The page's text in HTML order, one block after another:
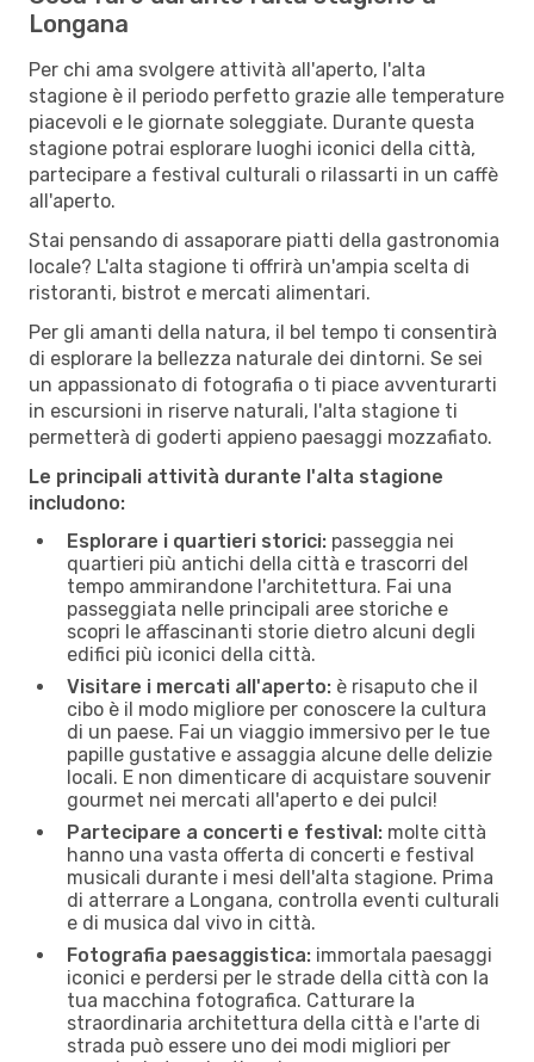
Longana
Per chi ama svolgere attività all'aperto, l'alta
stagione è il periodo perfetto grazie alle temperature
piacevoli e le giornate soleggiate. Durante questa
stagione potrai esplorare luoghi iconici della città,
partecipare a festival culturali o rilassarti in un caffè
all'aperto.
Stai pensando di assaporare piatti della gastronomia
locale? L'alta stagione ti offrirà un'ampia scelta di
ristoranti, bistrot e mercati alimentari.
Per gli amanti della natura, il bel tempo ti consentirà
di esplorare la bellezza naturale dei dintorni. Se sei
un appassionato di fotografia o ti piace avventurarti
in escursioni in riserve naturali, l'alta stagione ti
permetterà di goderti appieno paesaggi mozzafiato.
Le principali attività durante l'alta stagione
includono:
Esplorare i quartieri storici: passeggia nei
quartieri più antichi della città e trascorri del
tempo ammirandone l'architettura. Fai una
passeggiata nelle principali aree storiche e
scopri le affascinanti storie dietro alcuni degli
edifici più iconici della città.
Visitare i mercati all'aperto: è risaputo che il
cibo è il modo migliore per conoscere la cultura
di un paese. Fai un viaggio immersivo per le tue
papille gustative e assaggia alcune delle delizie
locali. E non dimenticare di acquistare souvenir
gourmet nei mercati all'aperto e dei pulci!
Partecipare a concerti e festival: molte città
hanno una vasta offerta di concerti e festival
musicali durante i mesi dell'alta stagione. Prima
di atterrare a Longana, controlla eventi culturali
e di musica dal vivo in città.
Fotografia paesaggistica: immortala paesaggi
iconici e perdersi per le strade della città con la
tua macchina fotografica. Catturare la
straordinaria architettura della città e l'arte di
strada può essere uno dei modi migliori per